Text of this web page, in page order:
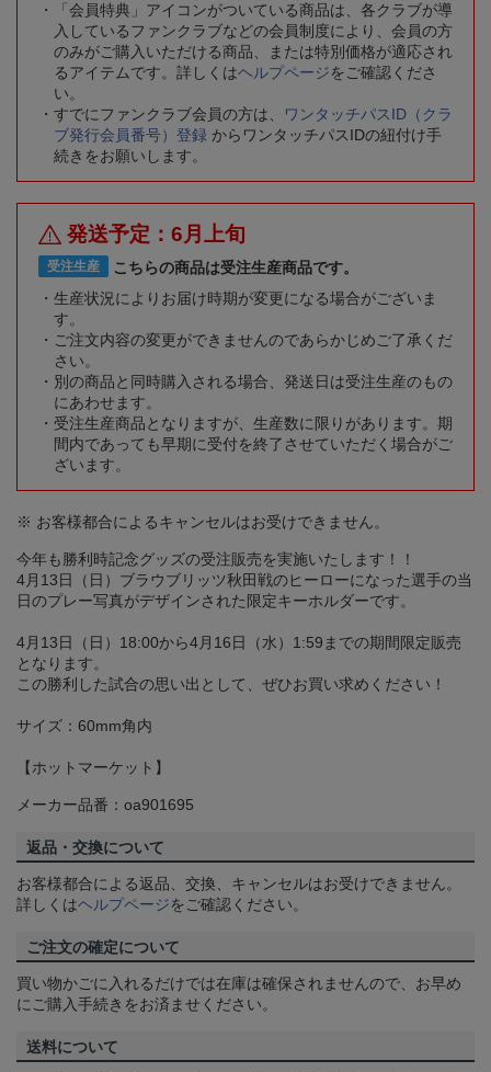
「会員特典」アイコンがついている商品は、各クラブが導
入しているファンクラブなどの会員制度により、会員の方
のみがご購入いただける商品、または特別価格が適応され
るアイテムです。詳しくはヘルプページをご確認くださ
い。
すでにファンクラブ会員の方は、
ワンタッチパスID（クラ
ブ発行会員番号）登録 からワンタッチパスIDの紐付け手
続きをお願いします。
発送予定：6月上旬
受注生産
こちらの商品は受注生産商品です。
生産状況によりお届け時期が変更になる場合がございま
す。
ご注文内容の変更ができませんのであらかじめご了承くだ
さい。
別の商品と同時購入される場合、発送日は受注生産のもの
にあわせます。
受注生産商品となりますが、生産数に限りがあります。期
間内であっても早期に受付を終了させていただく場合がご
ざいます。
※ お客様都合によるキャンセルはお受けできません。
今年も勝利時記念グッズの受注販売を実施いたします！！
4月13日（日）ブラウブリッツ秋田戦のヒーローになった選手の当
日のプレー写真がデザインされた限定キーホルダーです。
4月13日（日）18:00から4月16日（水）1:59までの期間限定販売
となります。
この勝利した試合の思い出として、ぜひお買い求めください！
サイズ：60mm角内
【ホットマーケット】
メーカー品番：oa901695
返品・交換について
お客様都合による返品、交換、キャンセルはお受けできません。
詳しくはヘルプページをご確認ください。
ご注文の確定について
買い物かごに入れるだけでは在庫は確保されませんので、お早め
にご購入手続きをお済ませください。
送料について